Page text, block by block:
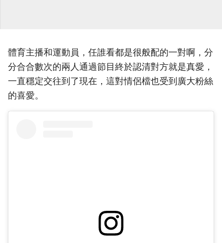
體育主播和運動員，任誰看都是很般配的一對啊，分
分合合數次的兩人通過節目終於認清對方就是真愛，
一直穩定交往到了現在，這對情侶檔也受到廣大粉絲
的喜愛。